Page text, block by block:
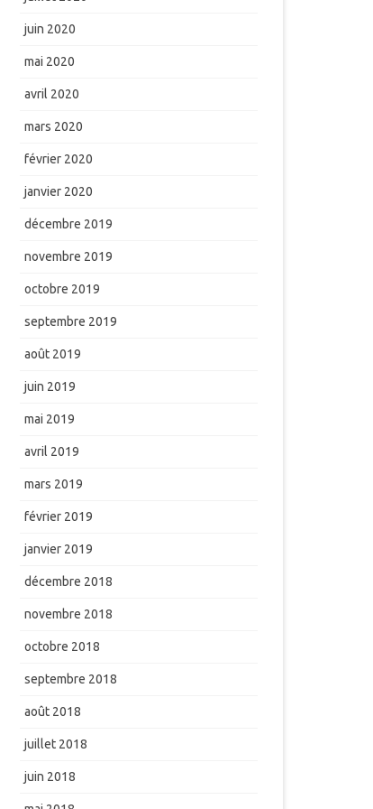
juin 2020
mai 2020
avril 2020
mars 2020
février 2020
janvier 2020
décembre 2019
novembre 2019
octobre 2019
septembre 2019
août 2019
juin 2019
mai 2019
avril 2019
mars 2019
février 2019
janvier 2019
décembre 2018
novembre 2018
octobre 2018
septembre 2018
août 2018
juillet 2018
juin 2018